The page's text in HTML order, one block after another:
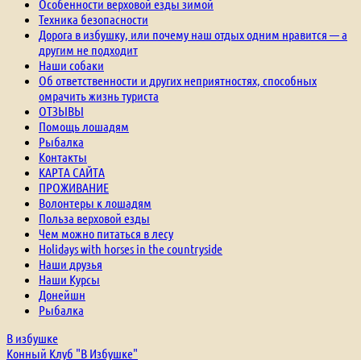
Особенности верховой езды зимой
Техника безопасности
Дорога в избушку, или почему наш отдых одним нравится — а
другим не подходит
Наши собаки
Об ответственности и других неприятностях, способных
омрачить жизнь туриста
ОТЗЫВЫ
Помощь лошадям
Рыбалка
Контакты
КАРТА САЙТА
ПРОЖИВАНИЕ
Волонтеры к лошадям
Польза верховой езды
Чем можно питаться в лесу
Holidays with horses in the countryside
Наши друзья
Наши Курсы
Донейшн
Рыбалка
В избушке
Конный Клуб "В Избушке"